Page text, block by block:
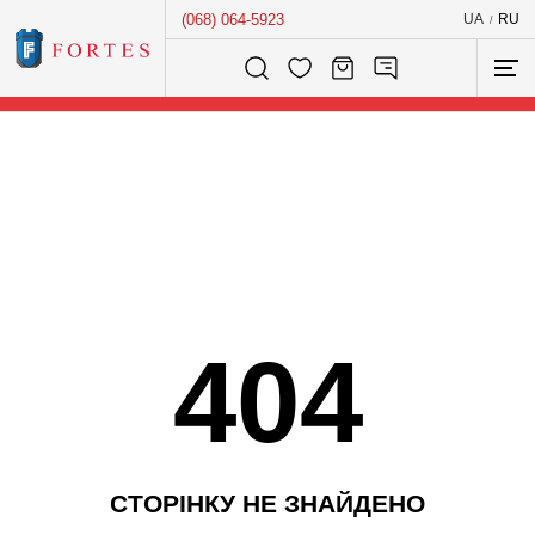
(068) 064-5923 UA / RU
Розумний пошук...
404
СТОРІНКУ НЕ ЗНАЙДЕНО